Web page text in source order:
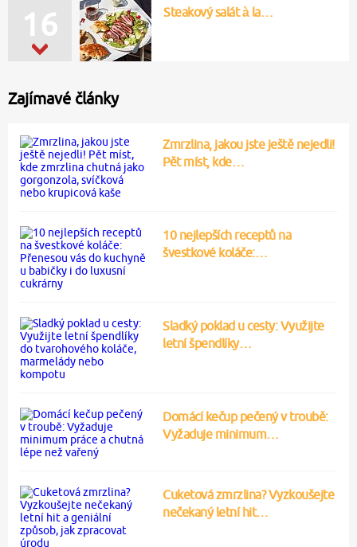
16 Steakový salát à la…
Zajímavé články
Zmrzlina, jakou jste ještě nejedli!
Pět míst, kde…
10 nejlepších receptů na
švestkové koláče:…
Sladký poklad u cesty: Využijte
letní špendlíky…
Domácí kečup pečený v troubě:
Vyžaduje minimum…
Cuketová zmrzlina? Vyzkoušejte
nečekaný letní hit…